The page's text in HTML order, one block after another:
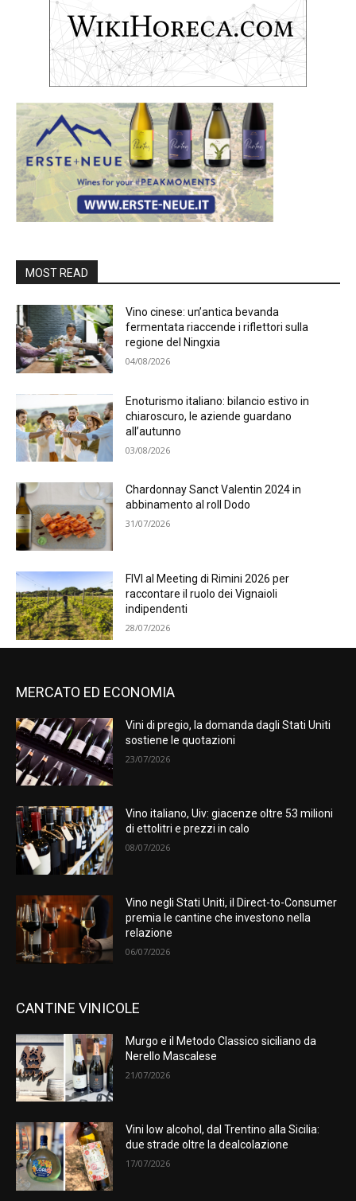
MOST READ
Vino cinese: un’antica bevanda
fermentata riaccende i riflettori sulla
regione del Ningxia
04/08/2026
Enoturismo italiano: bilancio estivo in
chiaroscuro, le aziende guardano
all’autunno
03/08/2026
Chardonnay Sanct Valentin 2024 in
abbinamento al roll Dodo
31/07/2026
FIVI al Meeting di Rimini 2026 per
raccontare il ruolo dei Vignaioli
indipendenti
28/07/2026
MERCATO ED ECONOMIA
Vini di pregio, la domanda dagli Stati Uniti
sostiene le quotazioni
23/07/2026
Vino italiano, Uiv: giacenze oltre 53 milioni
di ettolitri e prezzi in calo
08/07/2026
Vino negli Stati Uniti, il Direct-to-Consumer
premia le cantine che investono nella
relazione
06/07/2026
CANTINE VINICOLE
Murgo e il Metodo Classico siciliano da
Nerello Mascalese
21/07/2026
Vini low alcohol, dal Trentino alla Sicilia:
due strade oltre la dealcolazione
17/07/2026